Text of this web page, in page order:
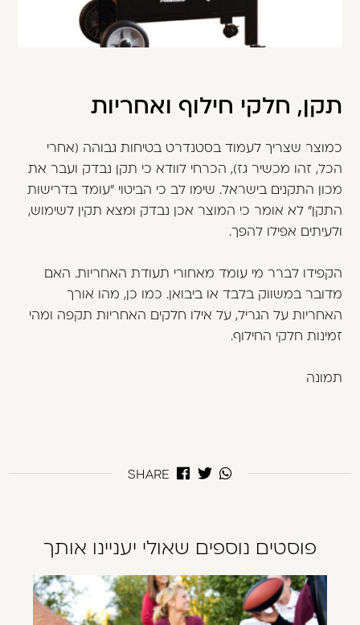
תקן, חלקי חילוף ואחריות
כמוצר שצריך לעמוד בסטנדרט בטיחות גבוהה (אחרי
הכל, זהו מכשיר גז), הכרחי לוודא כי תקן נבדק ועבר את
מכון התקנים בישראל. שימו לב כי הביטוי "עומד בדרישות
התקן" לא אומר כי המוצר אכן נבדק ומצא תקין לשימוש,
ולעיתים אפילו להפך.
הקפידו לברר מי עומד מאחורי תעודת האחריות. האם
מדובר במשווק בלבד או ביבואן. כמו כן, מהו אורך
האחריות על הגריל, על אילו חלקים האחריות תקפה ומהי
זמינות חלקי החילוף.
תמונה
SHARE
פוסטים נוספים שאולי יעניינו אותך